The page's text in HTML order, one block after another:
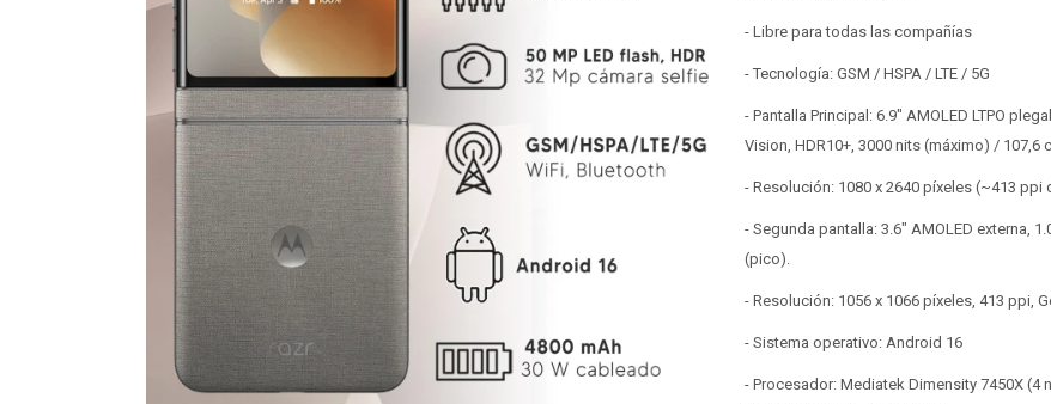
- Libre para todas las compañías
- Tecnología: GSM / HSPA / LTE / 5G
- Pantalla Principal: 6.9" AMOLED LTPO
Vision, HDR10+, 3000 nits (máximo) /
- Resolución: 1080 x 2640 píxeles (~413
- Segunda pantalla: 3.6" AMOLED externa,
(pico).
- Resolución: 1056 x 1066 píxeles, 413 ppi,
- Sistema operativo: Android 16
- Procesador: Mediatek Dimensity 7450X (4